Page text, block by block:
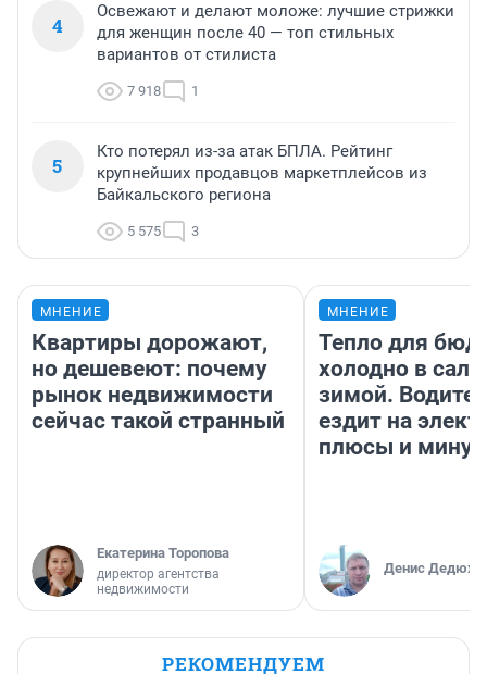
4
Освежают и делают моложе: лучшие стрижки
для женщин после 40 — топ стильных
вариантов от стилиста
7 918 1
5
Кто потерял из-за атак БПЛА. Рейтинг
крупнейших продавцов маркетплейсов из
Байкальского региона
5 575 3
МНЕНИЕ
Квартиры дорожают,
но дешевеют: почему
рынок недвижимости
сейчас такой странный
Екатерина Торопова
директор агентства
недвижимости
МНЕНИЕ
Тепло для
холодно в
зимой.
ездит на
плюсы и
Денис
РЕКОМЕНДУЕМ